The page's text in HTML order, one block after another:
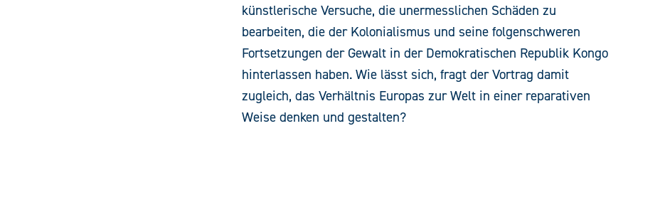
künstlerische Versuche, die unermesslichen Schäden zu
bearbeiten, die der Kolonialismus und seine folgenschweren
Fortsetzungen der Gewalt in der Demokratischen Republik Kongo
hinterlassen haben. Wie lässt sich, fragt der Vortrag damit
zugleich, das Verhältnis Europas zur Welt in einer reparativen
Weise denken und gestalten?